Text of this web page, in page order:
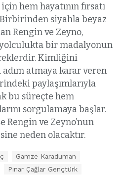
hem hayatının fırsatı
siyahla beyaz
Rengin ve Zeyno,
bir madalyonun
Kimliğini
atmaya karar veren
paylaşımlarıyla
bu süreçte hem
sorgulamaya başlar.
ve Zeyno’nun
neden olacaktır.
Gamze Karaduman
Pınar Çağlar Gençtürk